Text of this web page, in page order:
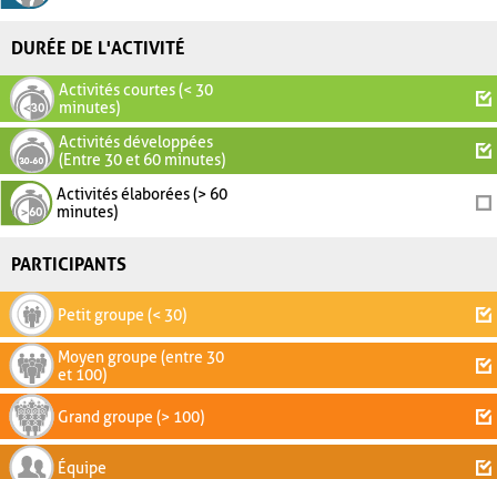
DURÉE DE L'ACTIVITÉ
Activités courtes (< 30
minutes)
Activités développées
(Entre 30 et 60 minutes)
Activités élaborées (> 60
minutes)
PARTICIPANTS
Petit groupe (< 30)
Moyen groupe (entre 30
et 100)
Grand groupe (> 100)
Équipe